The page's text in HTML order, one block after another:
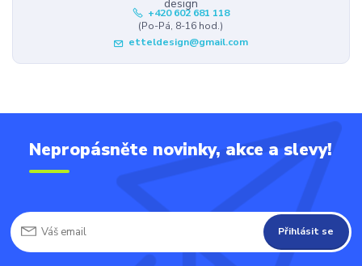
+420 602 681 118
(Po-Pá, 8-16 hod.)
etteldesign@gmail.com
Nepropásněte novinky, akce a slevy!
Přihlásit se